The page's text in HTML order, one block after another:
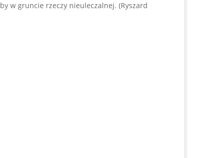
w gruncie rzeczy nieuleczalnej. (Ryszard